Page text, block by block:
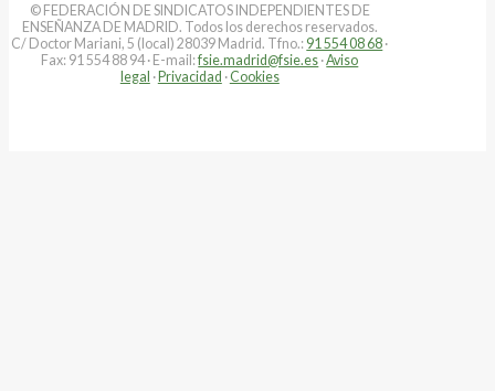
© FEDERACIÓN DE SINDICATOS INDEPENDIENTES DE
ENSEÑANZA DE MADRID. Todos los derechos reservados.
C/ Doctor Mariani, 5 (local) 28039 Madrid. Tfno.: 91 554 08 68 ·
Fax: 91 554 88 94 · E-mail:fsie.madrid@fsie.es ·Aviso
legal ·Privacidad · Cookies